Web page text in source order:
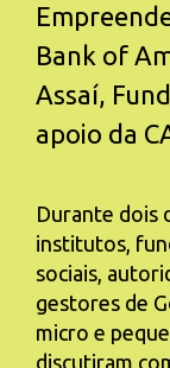
Bank of
Assaí,
apoio da
Durante dois
institutos,
sociais,
gestores de
micro e
discutiram